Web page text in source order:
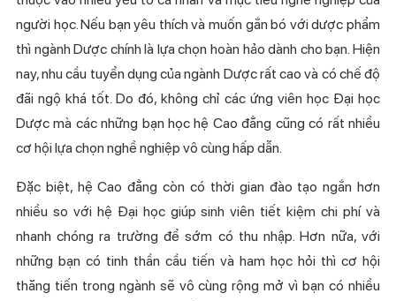
người học. Nếu bạn yêu thích và muốn gắn bó với dược phẩm
thì ngành Dược chính là lựa chọn hoàn hảo dành cho bạn. Hiện
nay, nhu cầu tuyển dụng của ngành Dược rất cao và có chế độ
đãi ngộ khá tốt. Do đó, không chỉ các ứng viên học Đại học
Dược mà các những bạn học hệ Cao đẳng cũng có rất nhiều
cơ hội lựa chọn nghề nghiệp vô cùng hấp dẫn.
Đặc biệt, hệ Cao đẳng còn có thời gian đào tạo ngắn hơn
nhiều so với hệ Đại học giúp sinh viên tiết kiệm chi phí và
nhanh chóng ra trường để sớm có thu nhập. Hơn nữa, với
những bạn có tinh thần cầu tiến và ham học hỏi thì cơ hội
thăng tiến trong ngành sẽ vô cùng rộng mở vì bạn có nhiều